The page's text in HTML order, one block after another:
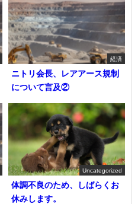
経済
ニトリ会長、レアアース規制
について言及②
Uncategorized
体調不良のため、しばらくお
休みします。